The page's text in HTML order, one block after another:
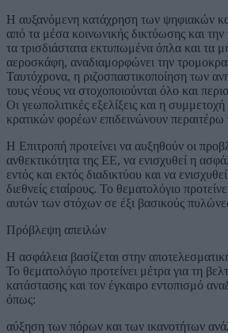
Η αυξανόμενη κατάχρηση των ψηφιακών
από τα μέσα κοινωνικής δικτύωσης και
τα τρισδιάστατα εκτυπωμένα όπλα και τα
αεροσκάφη, αναδιαμορφώνει την
Ταυτόχρονα, η ριζοσπαστικοποίηση των
τους νέους να στοχοποιούνται όλο και
Οι γεωπολιτικές εξελίξεις και η
κρατικών φορέων επιδεινώνουν περαιτέρω
Η Επιτροπή προτείνει να αυξηθούν οι
ανθεκτικότητα της ΕΕ, να ενισχυθεί η
εντός και εκτός διαδικτύου και να
διεθνείς εταίρους. Το θεματολόγιο
αυτών των στόχων σε έξι βασικούς
Πρόβλεψη απειλών
Η ασφάλεια βασίζεται στην
Το θεματολόγιο προτείνει μέτρα για τη
κατάστασης και τον έγκαιρο εντοπισμό
όπως:
αύξηση των πόρων και των ικανοτήτων